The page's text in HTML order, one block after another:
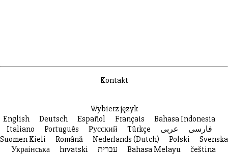
Kontakt
Wybierz język
English
Deutsch Español Français
Bahasa Indonesia
Italiano
Português Русский Türkçe فارسی
عربى
Suomen Kieli
Română Nederlands (Dutch) Polski
Svenska
Украiнська
hrvatski עברית Bahasa Melayu čeština